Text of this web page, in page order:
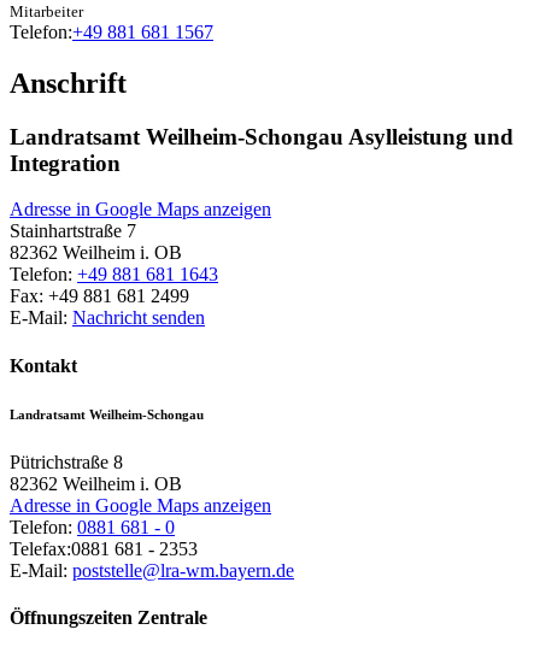
Mitarbeiter
Telefon:+49 881 681 1567
Anschrift
Landratsamt Weilheim-Schongau Asylleistung und
Integration
Adresse in Google Maps anzeigen
Stainhartstraße 7
82362 Weilheim i. OB
Telefon: +49 881 681 1643
Fax: +49 881 681 2499
E-Mail: Nachricht senden
Kontakt
Landratsamt Weilheim-Schongau
Pütrichstraße 8
82362 Weilheim i. OB
Adresse in Google Maps anzeigen
Telefon: 0881 681 - 0
Telefax:0881 681 - 2353
E-Mail: poststelle@lra-wm.bayern.de
Öffnungszeiten Zentrale